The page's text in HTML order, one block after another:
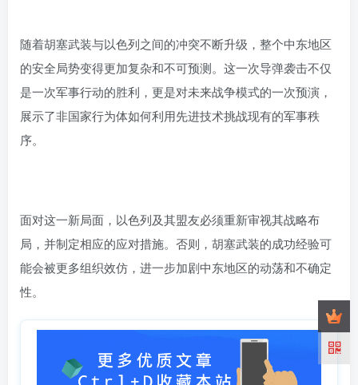
随着胡塞武装与以色列之间的冲突不断升级，整个中东地区
的安全局势变得更加复杂和不可预测。这一次导弹袭击不仅
是一次军事行动的胜利，更是对未来战争模式的一次预演，
展示了非国家行为体如何利用先进技术挑战现有的军事秩
序。
面对这一新局面，以色列及其盟友必须重新审视其战略布
局，并制定相应的应对措施。否则，胡塞武装的成功经验可
能会被更多组织效仿，进一步加剧中东地区的动荡和不确定
性。